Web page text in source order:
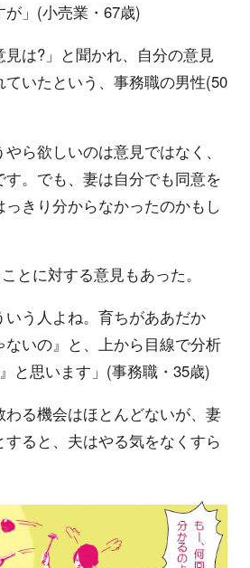
」(小売業・67歳)
は?」と聞かれ、自分の意見
ていたという、事務職の男性(50
やら欲しいのは意見ではなく、
。でも、妻は自分でも同意を
きり分からなかったのかもし
とに対する意見もあった。
いう人よね。育ちがああだか
ないの』と、上から目線で分析
と思います」(事務職・35歳)
る機会はほとんどないが、妻
ると、夫はやる気をなくすら